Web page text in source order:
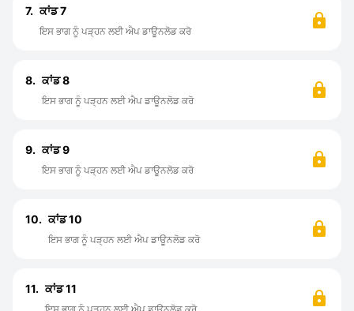
7. ਕਾਂਡ 7
ਇਸ ਭਾਗ ਨੂੰ ਪੜ੍ਹਨ ਲਈ ਐਪ ਡਾਊਨਲੋਡ ਕਰੋ
8. ਕਾਂਡ 8
ਇਸ ਭਾਗ ਨੂੰ ਪੜ੍ਹਨ ਲਈ ਐਪ ਡਾਊਨਲੋਡ ਕਰੋ
9. ਕਾਂਡ 9
ਇਸ ਭਾਗ ਨੂੰ ਪੜ੍ਹਨ ਲਈ ਐਪ ਡਾਊਨਲੋਡ ਕਰੋ
10. ਕਾਂਡ 10
ਇਸ ਭਾਗ ਨੂੰ ਪੜ੍ਹਨ ਲਈ ਐਪ ਡਾਊਨਲੋਡ ਕਰੋ
11. ਕਾਂਡ 11